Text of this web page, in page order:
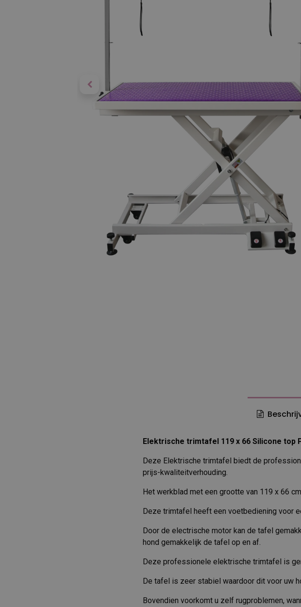
Elektrische trimtafel 119 x 66 Silicone top
Deze Elektrische trimtafel biedt de
prijs-kwaliteitverhouding.
Het werkblad met een grootte van 119 x 66
Deze trimtafel heeft een voetbediening voor
Door de electrische motor kan de tafel
hond gemakkelijk de tafel op en af.
Deze professionele elektrische trimtafel is
De tafel is zeer stabiel waardoor dit voor uw
Bovendien voorkomt u zelf rugproblemen,